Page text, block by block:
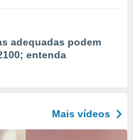
adequadas podem
entenda
Mais vídeos